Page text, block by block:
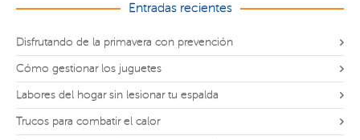
Entradas recientes
Disfrutando de la primavera con prevención
Cómo gestionar los juguetes
Labores del hogar sin lesionar tu espalda
Trucos para combatir el calor